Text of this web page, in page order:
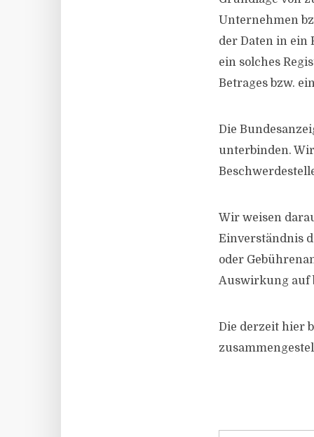
Unternehmen
der Daten in ein
ein solches
Betrages bzw.
Die
unterbinden.
Wir weisen
Einverständnis
oder
Auswirkung auf
Die derzeit hier